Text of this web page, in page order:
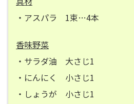
・アスパラ 1束…4本
香味野菜
・サラダ油 大さじ1
・にんにく 小さじ1
・しょうが 小さじ1